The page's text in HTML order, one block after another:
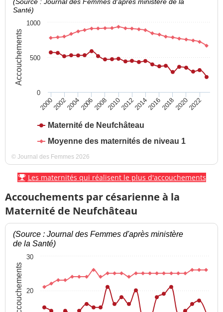
Accouchements
(Source : Journal des Femmes d'après ministère de la
Santé)
Maternité de Neufchâteau
Moyenne des maternités de niveau 1
200020022004200620082010201220142016201820202022
0
500
1000
© Journal des Femmes 2026
Les maternités qui réalisent le plus d'accouchements
Accouchements par césarienne à la
Maternité de Neufchâteau
Accouchements
(Source : Journal des Femmes d'après ministère
de la Santé)
20
30